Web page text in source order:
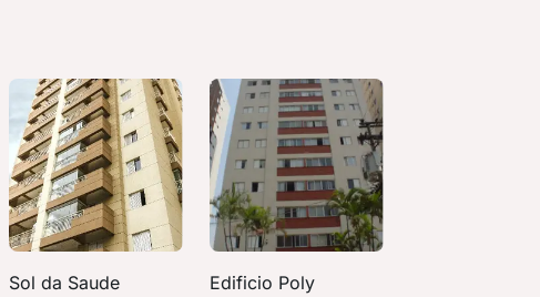
Sol da Saude
Edificio Poly